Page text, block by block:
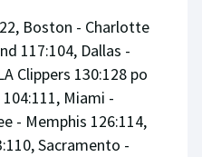
Boston - Charlotte
117:104, Dallas -
Clippers 130:128 po
Miami -
- Memphis 126:114,
Sacramento -